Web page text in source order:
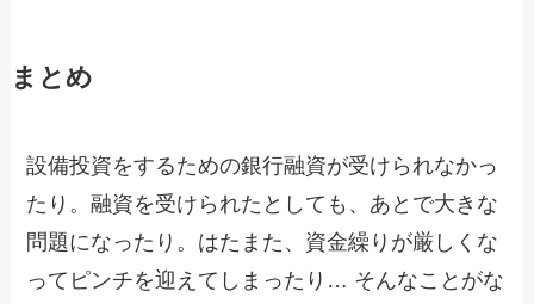
まとめ
設備投資をするための銀行融資が受けられなかっ
たり。融資を受けられたとしても、あとで大きな
問題になったり。はたまた、資金繰りが厳しくな
ってピンチを迎えてしまったり… そんなことがな